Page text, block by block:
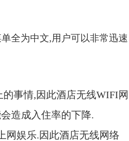
全为中文,用户可以非常迅速
的事情,因此酒店无线WIFI网
造成入住率的下降.
网娱乐.因此酒店无线网络